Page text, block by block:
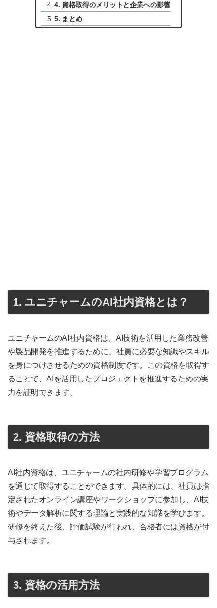
4. 資格取得のメリットと企業への影響
5. まとめ
1. ユニチャームのAI社内資格とは？
ユニチャームのAI社内資格は、AI技術を活用した業務改善
や製品開発を推進するために、社員に必要な知識やスキル
を身につけさせるための資格制度です。この資格を取得す
ることで、AIを活用したプロジェクトを推進するための実
力を証明できます。
2. 資格取得の方法
AI社内資格は、ユニチャームの社内研修や学習プログラム
を通じて取得することができます。具体的には、社員は指
定されたオンライン講座やワークショップに参加し、AI技
術やデータ解析に関する理論と実践的な知識を学びます。
研修を終えた後、評価試験が行われ、合格者には資格が付
与されます。
3. 資格の活用方法